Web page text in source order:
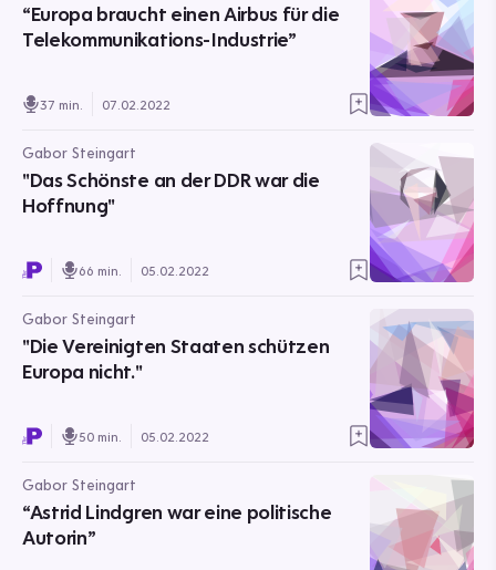
“Europa braucht einen Airbus für die
Telekommunikations-Industrie”
37 min. 07.02.2022
Gabor Steingart
"Das Schönste an der DDR war die
Hoffnung"
66 min. 05.02.2022
Gabor Steingart
"Die Vereinigten Staaten schützen
Europa nicht."
50 min. 05.02.2022
Gabor Steingart
“Astrid Lindgren war eine politische
Autorin”